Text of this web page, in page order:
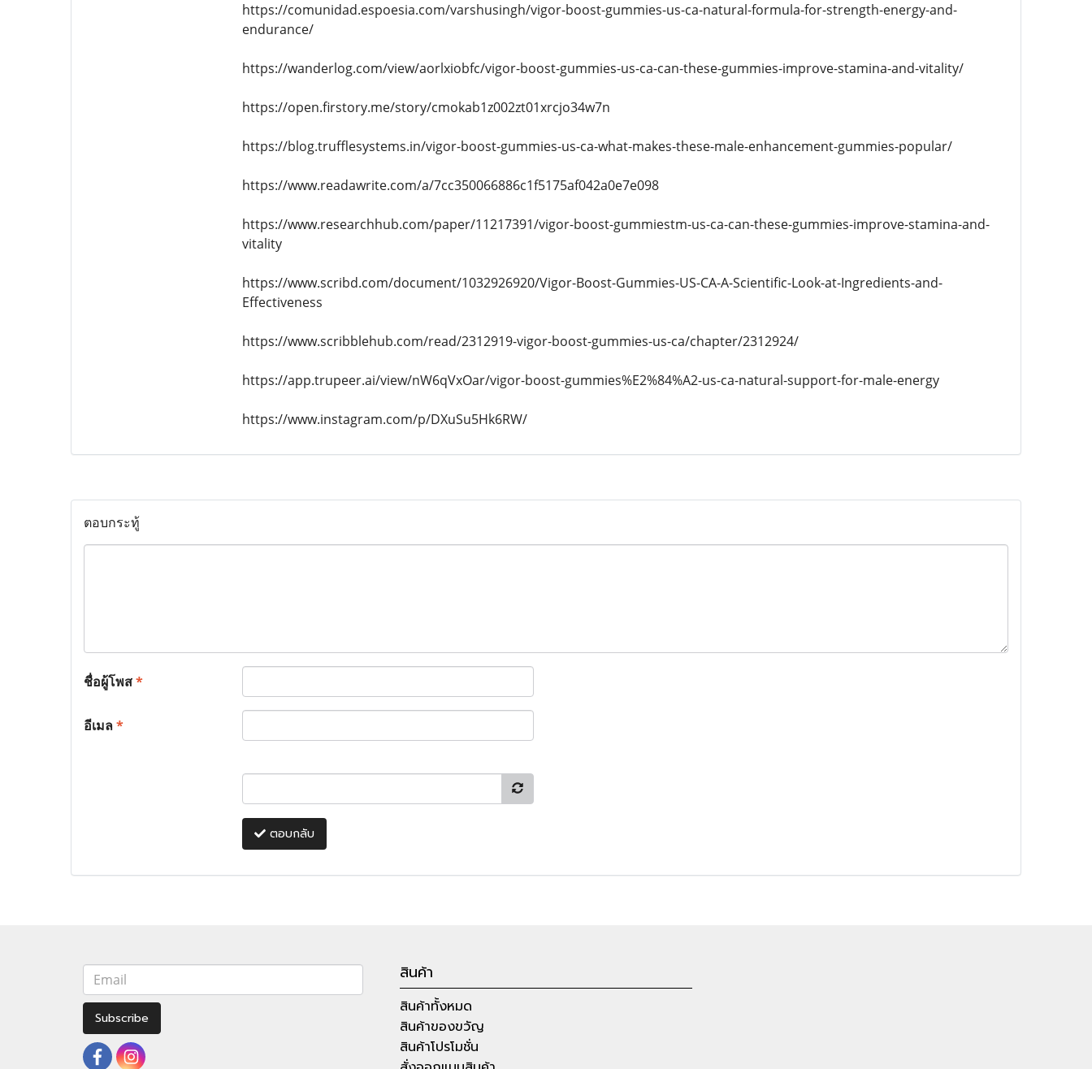
https://comunidad.espoesia.com/varshusingh/vigor-boost-gummies-us-ca-natural-formula-for-strength-energy-and-
endurance/
https://wanderlog.com/view/aorlxiobfc/vigor-boost-gummies-us-ca-can-these-gummies-improve-stamina-and-vitality/
https://open.firstory.me/story/cmokab1z002zt01xrcjo34w7n
https://blog.trufflesystems.in/vigor-boost-gummies-us-ca-what-makes-these-male-enhancement-gummies-popular/
https://www.readawrite.com/a/7cc350066886c1f5175af042a0e7e098
https://www.researchhub.com/paper/11217391/vigor-boost-gummiestm-us-ca-can-these-gummies-improve-stamina-and-
vitality
https://www.scribd.com/document/1032926920/Vigor-Boost-Gummies-US-CA-A-Scientific-Look-at-Ingredients-and-
Effectiveness
https://www.scribblehub.com/read/2312919-vigor-boost-gummies-us-ca/chapter/2312924/
https://app.trupeer.ai/view/nW6qVxOar/vigor-boost-gummies%E2%84%A2-us-ca-natural-support-for-male-energy
https://www.instagram.com/p/DXuSu5Hk6RW/
ตอบกระทู้
ชื่อผู้โพส*
อีเมล*
ตอบกลับ
Subscribe
สินค้า
สินค้าทั้งหมด
สินค้าของขวัญ
สินค้าโปรโมชั่น